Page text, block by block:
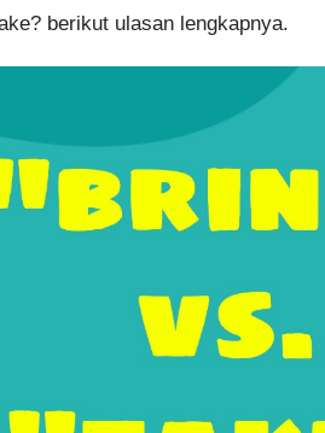
berikut ulasan lengkapnya.